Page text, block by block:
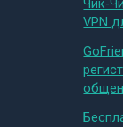
Чик-
VPN